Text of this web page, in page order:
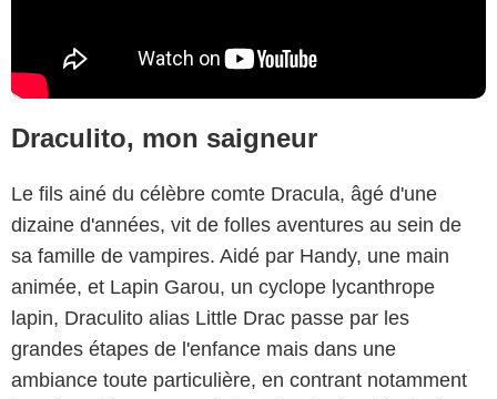
Draculito, mon saigneur
Le fils ainé du célèbre comte Dracula, âgé d'une
dizaine d'années, vit de folles aventures au sein de
sa famille de vampires. Aidé par Handy, une main
animée, et Lapin Garou, un cyclope lycanthrope
lapin, Draculito alias Little Drac passe par les
grandes étapes de l'enfance mais dans une
ambiance toute particulière, en contrant notamment